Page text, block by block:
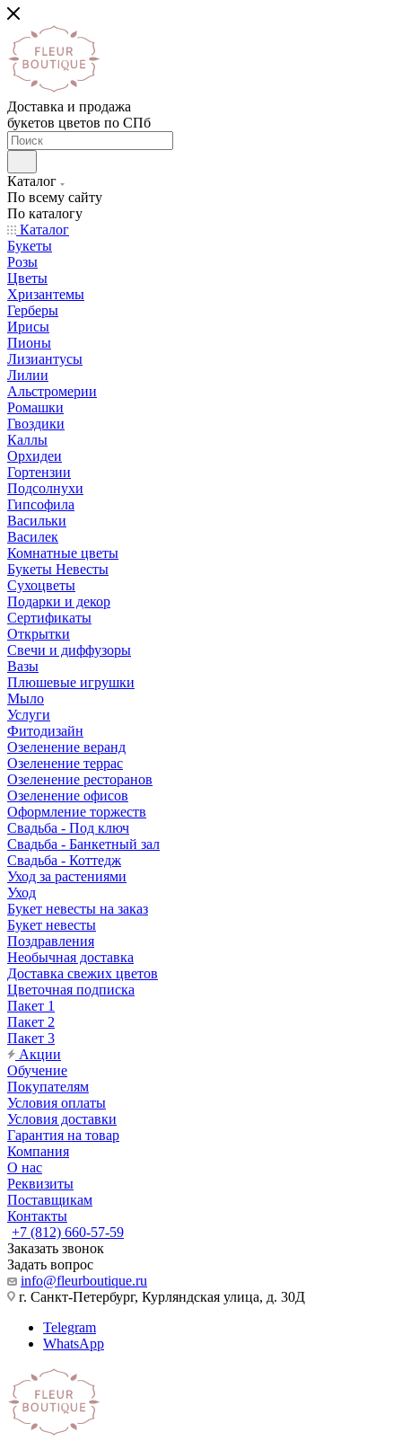
Доставка и продажа
букетов цветов по СПб
Каталог
По всему сайту
По каталогу
Каталог
Букеты
Розы
Цветы
Хризантемы
Герберы
Ирисы
Пионы
Лизиантусы
Лилии
Альстромерии
Ромашки
Гвоздики
Каллы
Орхидеи
Гортензии
Подсолнухи
Гипсофила
Васильки
Василек
Комнатные цветы
Букеты Невесты
Сухоцветы
Подарки и декор
Сертификаты
Открытки
Свечи и диффузоры
Вазы
Плюшевые игрушки
Мыло
Услуги
Фитодизайн
Озеленение веранд
Озеленение террас
Озеленение ресторанов
Озеленение офисов
Оформление торжеств
Свадьба - Под ключ
Свадьба - Банкетный зал
Свадьба - Коттедж
Уход за растениями
Уход
Букет невесты на заказ
Букет невесты
Поздравления
Необычная доставка
Доставка свежих цветов
Цветочная подписка
Пакет 1
Пакет 2
Пакет 3
Акции
Обучение
Покупателям
Условия оплаты
Условия доставки
Гарантия на товар
Компания
О нас
Реквизиты
Поставщикам
Контакты
+7 (812) 660-57-59
Заказать звонок
Задать вопрос
info@fleurboutique.ru
г. Санкт-Петербург, Курляндская улица, д. 30Д
Telegram
WhatsApp